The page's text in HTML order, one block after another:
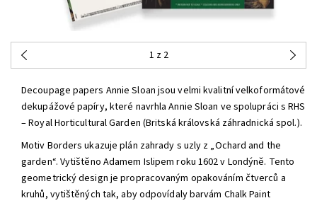
1 z 2
Decoupage papers Annie Sloan jsou velmi kvalitní velkoformátové
dekupážové papíry, které navrhla Annie Sloan ve spolupráci s RHS
– Royal Horticultural Garden (Britská královská záhradnická spol.).
Motiv Borders ukazuje plán zahrady s uzly z „Ochard and the
garden“. Vytištěno Adamem Islipem roku 1602 v Londýně. Tento
geometrický design je propracovaným opakováním čtverců a
kruhů, vytištěných tak, aby odpovídaly barvám Chalk Paint